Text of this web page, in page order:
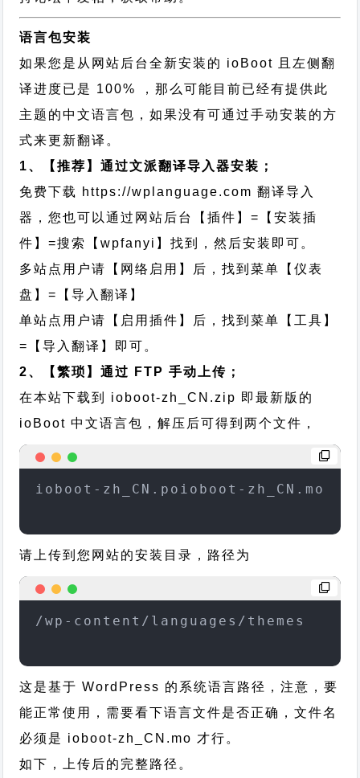
语言包安装
如果您是从网站后台全新安装的 ioBoot 且左侧翻
译进度已是 100% ，那么可能目前已经有提供此
主题的中文语言包，如果没有可通过手动安装的方
式来更新翻译。
1、【推荐】通过文派翻译导入器安装；
免费下载 https://wplanguage.com 翻译导入
器，您也可以通过网站后台【插件】=【安装插
件】=搜索【wpfanyi】找到，然后安装即可。
多站点用户请【网络启用】后，找到菜单【仪表
盘】=【导入翻译】
单站点用户请【启用插件】后，找到菜单【工具】
=【导入翻译】即可。
2、【繁琐】通过 FTP 手动上传；
在本站下载到 ioboot-zh_CN.zip 即最新版的
ioBoot 中文语言包，解压后可得到两个文件，
ioboot-zh_CN.poioboot-zh_CN.mo
请上传到您网站的安装目录，路径为
/wp-content/languages/themes
这是基于 WordPress 的系统语言路径，注意，要
能正常使用，需要看下语言文件是否正确，文件名
必须是 ioboot-zh_CN.mo 才行。
如下，上传后的完整路径。